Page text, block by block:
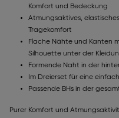
Komfort und Bedeckung
Atmungsaktives,
Tragekomfort
Flache Nähte und Kanten
Silhouette unter der
Formende Naht in der
Im Dreierset für eine
Passende BHs in der
Purer Komfort und